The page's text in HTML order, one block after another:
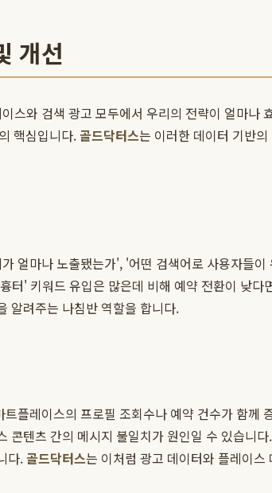
개선
와 검색 광고 모두에서 우리의 전략이 얼마나
핵심입니다. 골드닥터스는 이러한 데이터 기반
얼마나 노출됐는가', '어떤 검색어로 사용자들
' 키워드 유입은 많은데 비해 예약 전환이 낮
알려주는 나침반 역할을 합니다.
플레이스의 프로필 조회수나 예약 건수가 함께
텐츠 간의 메시지 불일치가 원인일 수 있습니
다. 골드닥터스는 이처럼 광고 데이터와 플레이